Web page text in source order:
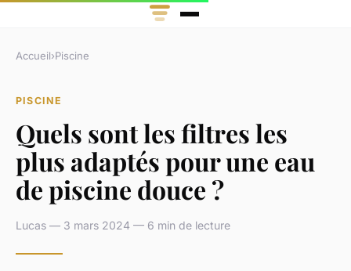
Accueil›Piscine
PISCINE
Quels sont les filtres les
plus adaptés pour une eau
de piscine douce ?
Lucas — 3 mars 2024 — 6 min de lecture